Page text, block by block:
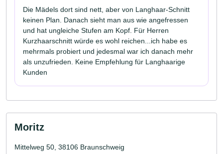
Die Mädels dort sind nett, aber von Langhaar-Schnitt
keinen Plan. Danach sieht man aus wie angefressen
und hat ungleiche Stufen am Kopf. Für Herren
Kurzhaarschnitt würde es wohl reichen...ich habe es
mehrmals probiert und jedesmal war ich danach mehr
als unzufrieden. Keine Empfehlung für Langhaarige
Kunden
Moritz
Mittelweg 50, 38106 Braunschweig